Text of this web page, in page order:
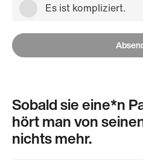
Es ist kompliziert.
Sobald sie eine*n
hört man von
nichts mehr.